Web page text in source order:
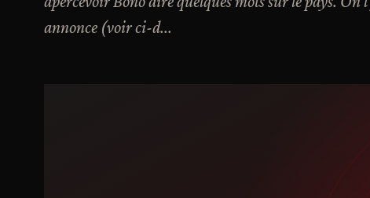
annonce (voir ci-d...